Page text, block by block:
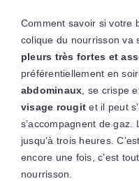
Comment savoir si votre
colique du nourrisson va
pleurs très fortes et
préférentiellement en
abdominaux , se crispe
visage rougit et il peut
s’accompagnent de
jusqu’à trois heures.
encore une fois, c’est
nourrisson.